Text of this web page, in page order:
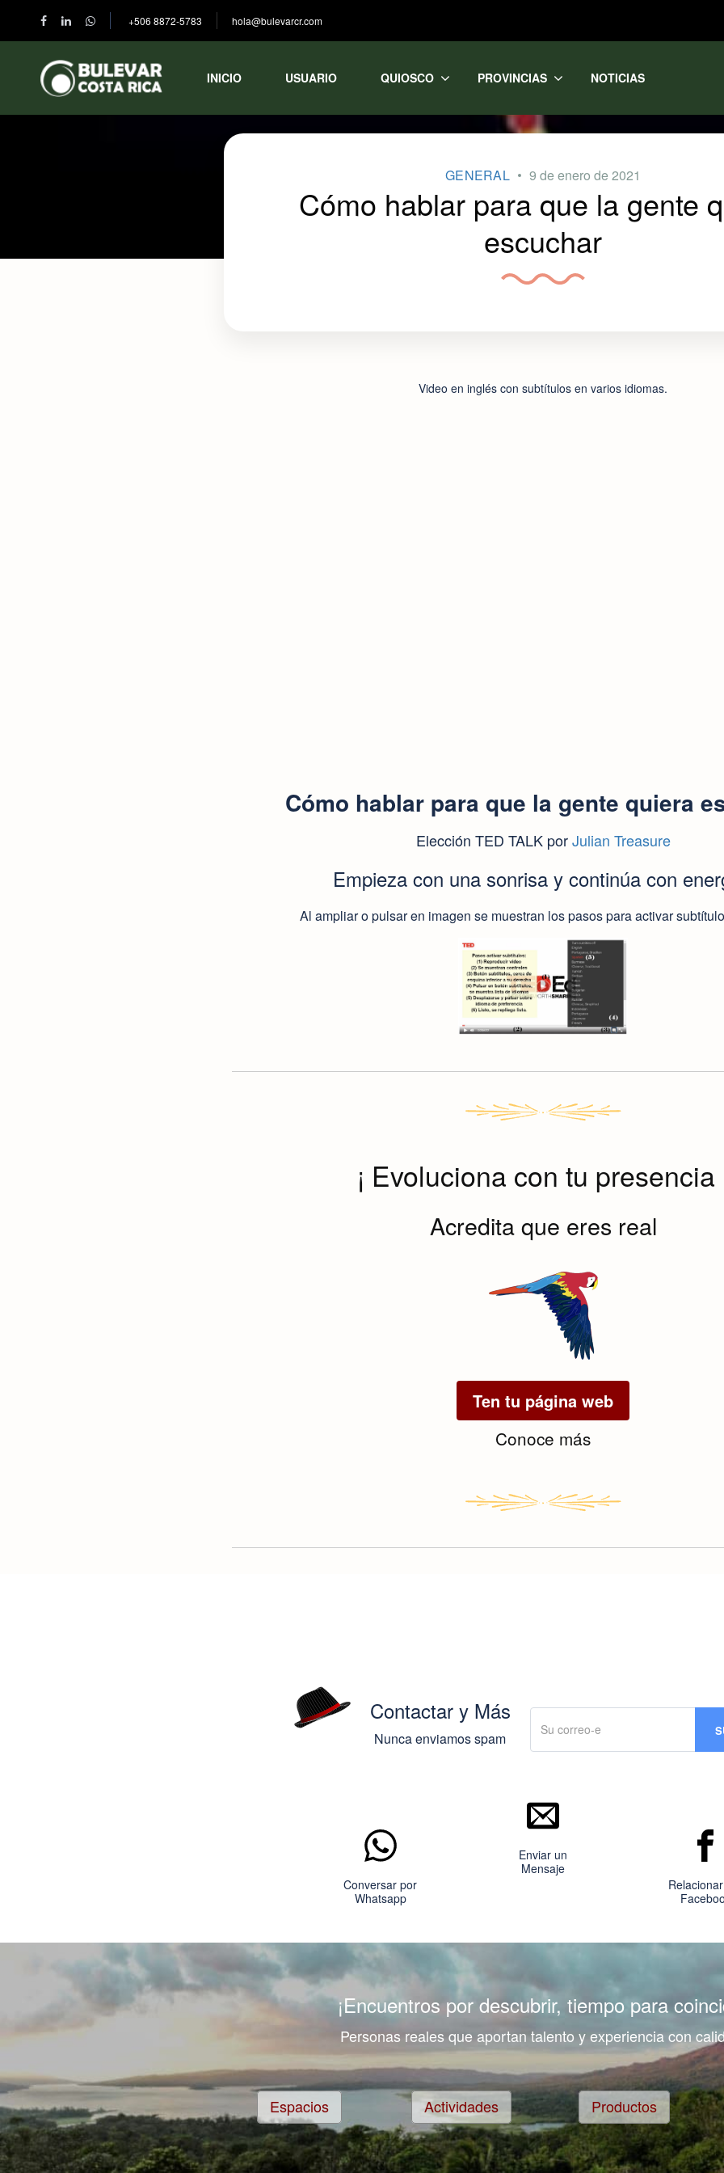
+506 8872-5783 hola@bulevarcr.com
INICIO USUARIO QUIOSCO PROVINCIAS NOTICIAS
GENERAL 9 de enero de 2021
Cómo hablar para que la gente
escuchar
Video en inglés con subtítulos en varios idiomas.
Cómo hablar para que la gente quiera
Elección TED TALK porJulian Treasure
Empieza con una sonrisa y continúa con
Al ampliar o pulsar en imagen se muestran los pasos para activar
¡ Evoluciona con tu presencia
Acredita que eres real
Ten tu página web
Conoce más
Contactar y Más
Nunca enviamos spam
Conversar por
Whatsapp
Enviar un
Mensaje
¡Encuentros por descubrir, tiempo para
Personas reales que aportan talento y experiencia con
Espacios Actividades Productos